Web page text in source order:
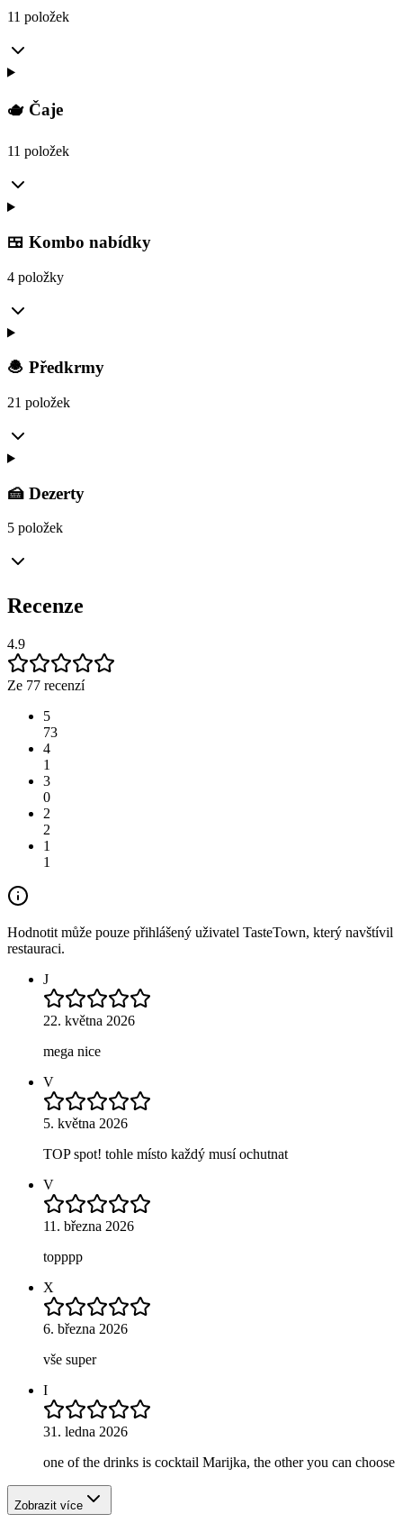
11 položek
🫖 Čaje
11 položek
🍱 Kombo nabídky
4 položky
🧆 Předkrmy
21 položek
🍰 Dezerty
5 položek
Recenze
4.9
Ze 77 recenzí
5
73
4
1
3
0
2
2
1
1
Hodnotit může pouze přihlášený uživatel TasteTown, který navštívil
restauraci.
J
22. května 2026
mega nice
V
5. května 2026
TOP spot! tohle místo každý musí ochutnat
V
11. března 2026
topppp
X
6. března 2026
vše super
I
31. ledna 2026
one of the drinks is cocktail Marijka, the other you can choose
Zobrazit více